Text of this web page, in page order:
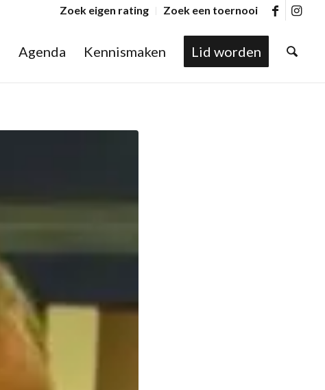
Zoek eigen rating Zoek een toernooi
Agenda Kennismaken Lid worden